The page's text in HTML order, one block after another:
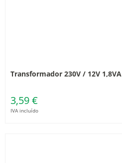
Transformador 230V / 12V 1,8VA
3,59 €
IVA incluído